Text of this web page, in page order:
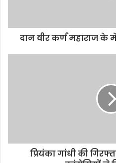
दान वीर कर्ण महाराज के
प्रियंका गांधी की